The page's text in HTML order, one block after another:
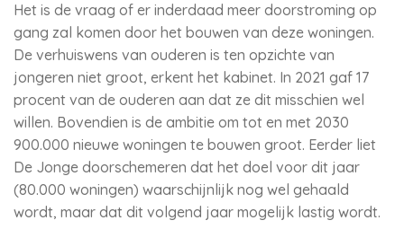
Het is de vraag of er inderdaad meer doorstroming op
gang zal komen door het bouwen van deze woningen.
De verhuiswens van ouderen is ten opzichte van
jongeren niet groot, erkent het kabinet. In 2021 gaf 17
procent van de ouderen aan dat ze dit misschien wel
willen. Bovendien is de ambitie om tot en met 2030
900.000 nieuwe woningen te bouwen groot. Eerder liet
De Jonge doorschemeren dat het doel voor dit jaar
(80.000 woningen) waarschijnlijk nog wel gehaald
wordt, maar dat dit volgend jaar mogelijk lastig wordt.